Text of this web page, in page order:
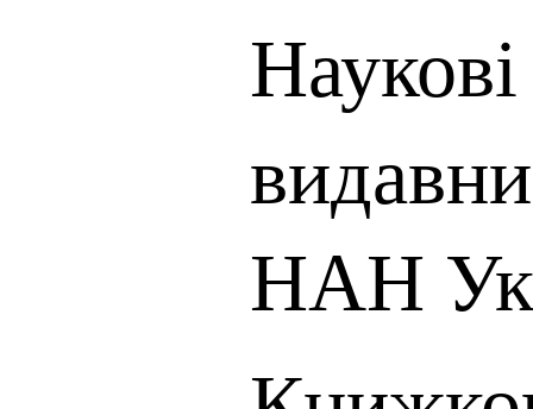
Наукові
НАН